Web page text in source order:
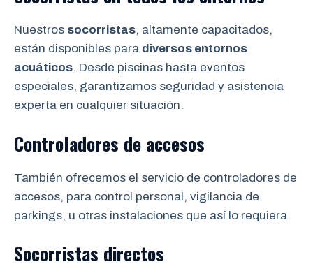
Nuestros socorristas, altamente capacitados,
están disponibles para diversos entornos
acuáticos. Desde piscinas hasta eventos
especiales, garantizamos seguridad y asistencia
experta en cualquier situación.
Controladores de accesos
También ofrecemos el servicio de controladores de
accesos, para control personal, vigilancia de
parkings, u otras instalaciones que así lo requiera.
Socorristas directos